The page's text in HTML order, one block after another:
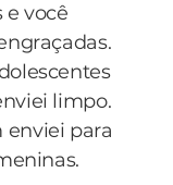
e você
limpo.
para